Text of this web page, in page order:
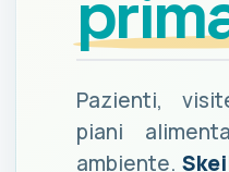
Pazienti,
piani
ambiente.